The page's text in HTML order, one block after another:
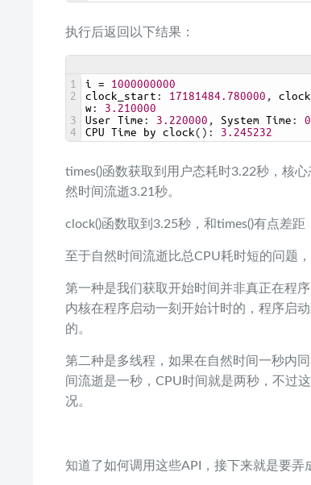
执行后返回以下结果：
1
2
3
4
i =
1000000000
clock_start : 17181484.780000 ,
w:
3.210000
User Time : 3.220000 , System Time :
CPU Time by clock( ) : 3.245232
times()函数获取到用户态耗时3.22秒，核
然时间流逝3.21秒。
clock()函数取到3.25秒，和times()有点差距
至于自然时间流逝比总CPU耗时短的问题，
第一种是我们获取开始时间并非真正在程
内核在程序启动一刻开始计时的，程序启
的。
第二种是多线程，如果在自然时间一秒内
间流逝是一秒，CPU时间就是两秒，不过
况。
知道了如何调用这些API，接下来就是要弄